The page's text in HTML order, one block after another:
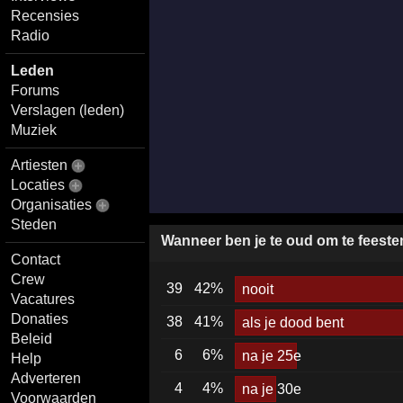
Recensies
Radio
Leden
Forums
Verslagen (leden)
Muziek
Artiesten
Locaties
Organisaties
Steden
Contact
Crew
Vacatures
Donaties
Beleid
Help
Adverteren
Voorwaarden
Wanneer ben je te oud om te
39 42% nooit
38 41% als je dood bent
6 6% na je 25e
4 4% na je 30e